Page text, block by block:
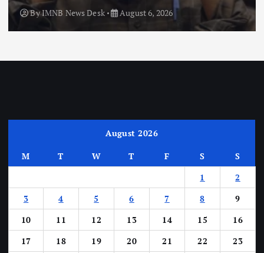
ByIMNB News Desk August 6, 2026
August 2026
M T W T F S
S
1
2
3
4 5 6 7 8
9
10
11 12 13 14 15
16
17
18 19 20 21 22
23